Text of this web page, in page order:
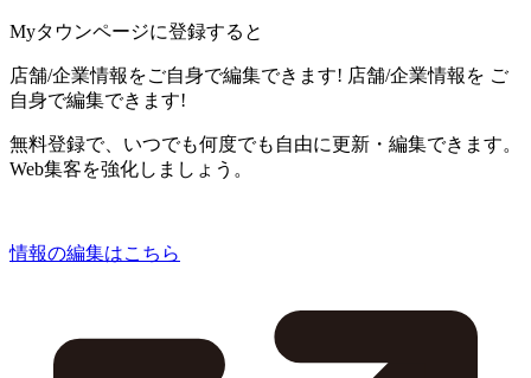
Myタウンページに登録すると
店舗/企業情報をご自身で編集できます! 店舗/企業情報を ご
自身で編集できます!
無料登録で、いつでも何度でも自由に更新・編集できます。
Web集客を強化しましょう。
情報の編集はこちら